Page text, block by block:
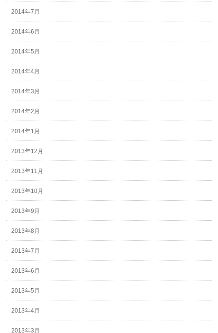
2014年7月
2014年6月
2014年5月
2014年4月
2014年3月
2014年2月
2014年1月
2013年12月
2013年11月
2013年10月
2013年9月
2013年8月
2013年7月
2013年6月
2013年5月
2013年4月
2013年3月